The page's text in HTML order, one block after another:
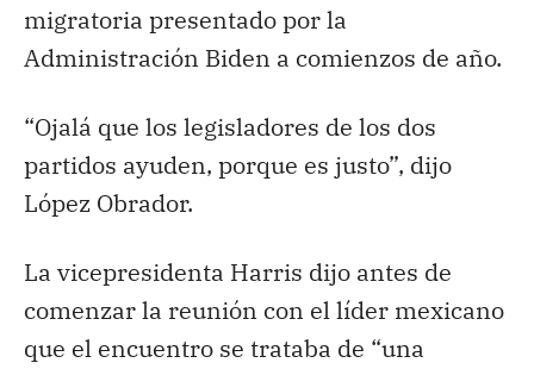
migratoria presentado por la
Administración Biden a comienzos de año.
“Ojalá que los legisladores de los dos
partidos ayuden, porque es justo”, dijo
López Obrador.
La vicepresidenta Harris dijo antes de
comenzar la reunión con el líder mexicano
que el encuentro se trataba de “una